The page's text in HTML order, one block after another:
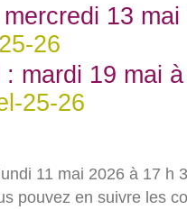
13
26
mardi 19 mai
25-26
11 mai 2026 à 17 h
pouvez en suivre les